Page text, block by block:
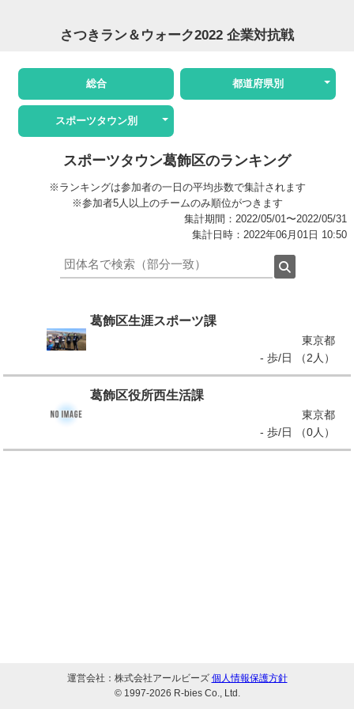
さつきラン＆ウォーク2022 企業対抗戦
総合 都道府県別
スポーツタウン別
スポーツタウン葛飾区のランキング
※ランキングは参加者の一日の平均歩数で集計されます
※参加者5人以上のチームのみ順位がつきます
集計期間：2022/05/01〜2022/05/31
集計日時：2022年06月01日 10:50
葛飾区生涯スポーツ課
東京都
- 歩/日 （2人）
葛飾区役所西生活課
東京都
- 歩/日 （0人）
運営会社：株式会社アールビーズ 個人情報保護方針
© 1997-2026 R-bies Co., Ltd.